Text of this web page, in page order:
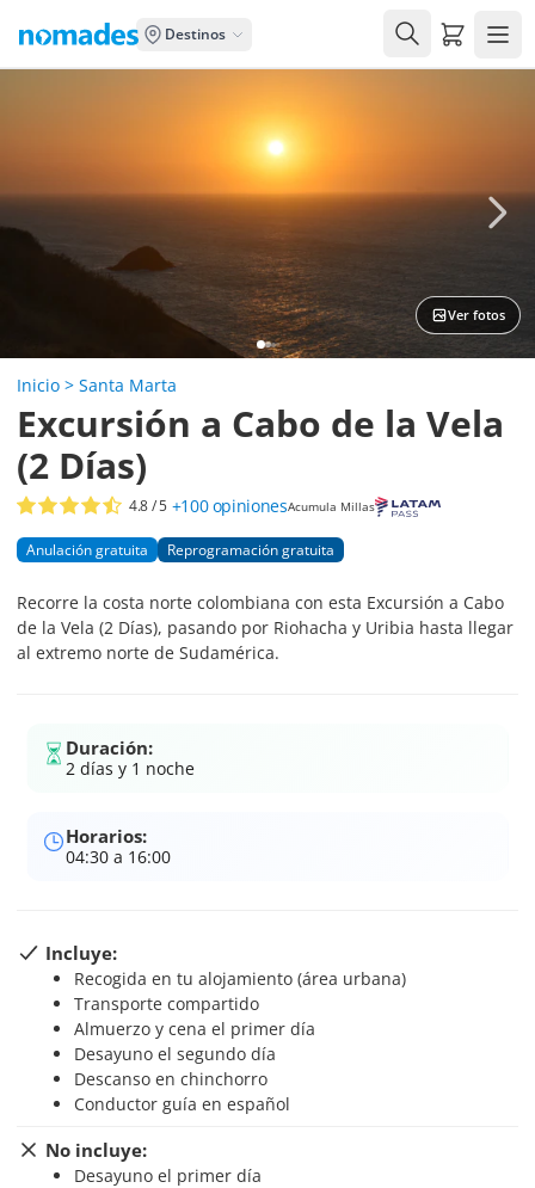
Destinos Carrito
Ver fotos
Inicio > Santa Marta
Excursión a Cabo de la Vela
(2 Días)
4.8/ 5 +100 opinionesAcumula Millas
Anulación gratuita Reprogramación gratuita
Recorre la costa norte colombiana con esta Excursión a Cabo
de la Vela (2 Días), pasando por Riohacha y Uribia hasta llegar
al extremo norte de Sudamérica.
Duración:
2 días y 1 noche
Horarios:
04:30 a 16:00
Incluye:
Recogida en tu alojamiento (área urbana)
Transporte compartido
Almuerzo y cena el primer día
Desayuno el segundo día
Descanso en chinchorro
Conductor guía en español
No incluye:
Desayuno el primer día